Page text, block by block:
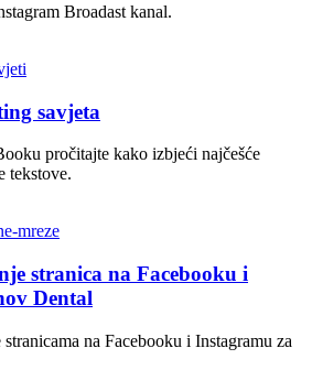
Broadast kanal.
savjeta
pročitajte kako izbjeći najčešće
tekstove.
stranica na Facebooku i
Dental
na Facebooku i Instagramu za